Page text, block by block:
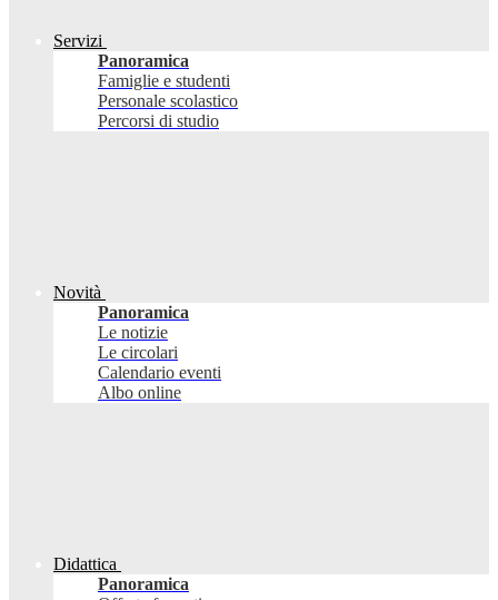
Servizi
Panoramica
Famiglie e studenti
Personale scolastico
Percorsi di studio
Novità
Panoramica
Le notizie
Le circolari
Calendario eventi
Albo online
Didattica
Panoramica